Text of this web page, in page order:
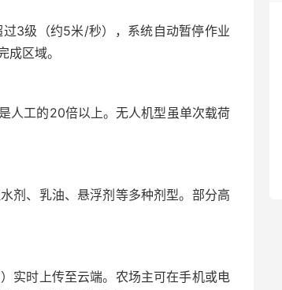
3级（约5米/秒），系统自动暂停作业
区域。
人工的20倍以上。无人机型虽单次载荷
剂、乳油、悬浮剂等多种剂型。部分高
实时上传至云端。农场主可在手机或电